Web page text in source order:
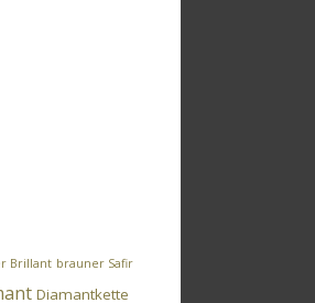
Brillant brauner Safir
Diamantkette